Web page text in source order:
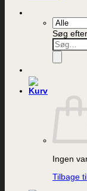
Søg
Ingen
Tilbage